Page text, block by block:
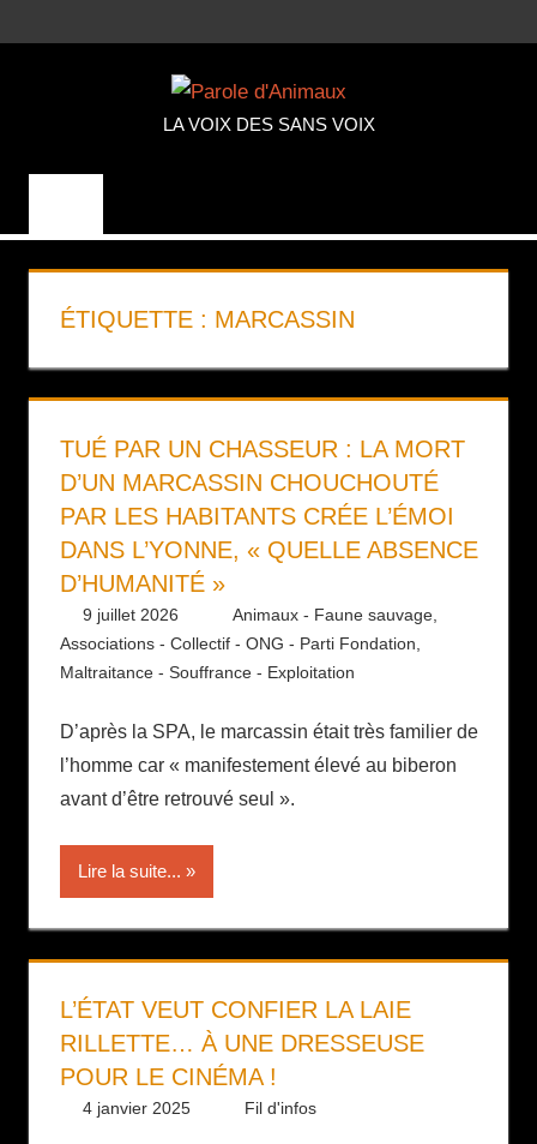
au
LA VOIX DES SANS VOIX
ÉTIQUETTE : MARCASSIN
TUÉ PAR UN CHASSEUR : LA MORT
D’UN MARCASSIN CHOUCHOUTÉ
PAR LES HABITANTS CRÉE L’ÉMOI
DANS L’YONNE, « QUELLE ABSENCE
D’HUMANITÉ »
9 juillet 2026 Daniel
Animaux - Faune sauvage,
Associations - Collectif - ONG - Parti Fondation
Maltraitance - Souffrance - Exploitation
D’après la SPA, le marcassin était très familier de
l’homme car « manifestement élevé au biberon
avant d’être retrouvé seul ».
Lire la suite...
L’ÉTAT VEUT CONFIER LA LAIE
RILLETTE… À UNE DRESSEUSE
POUR LE CINÉMA !
4 janvier 2025 Daniel
Fil d'infos